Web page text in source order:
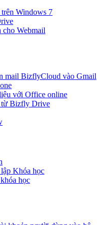
Windows 7
Webmail
mail BizflyCloud vào Gmail
với Office online
Bizfly Drive
Khóa học
học